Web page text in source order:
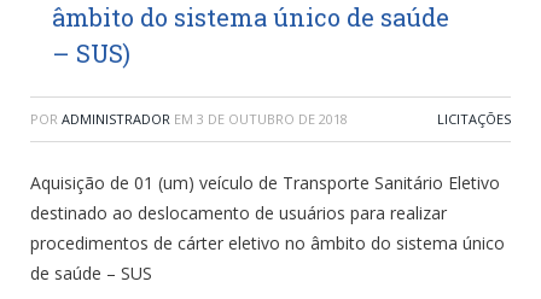
âmbito do sistema único de saúde
– SUS)
POR ADMINISTRADOR EM 3 DE OUTUBRO DE 2018 LICITAÇÕES
Aquisição de 01 (um) veículo de Transporte Sanitário Eletivo
destinado ao deslocamento de usuários para realizar
procedimentos de cárter eletivo no âmbito do sistema único
de saúde – SUS